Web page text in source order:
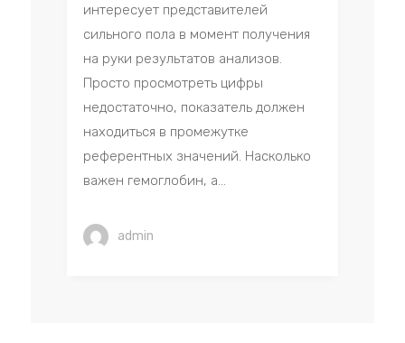
интересует представителей
сильного пола в момент получения
на руки результатов анализов.
Просто просмотреть цифры
недостаточно, показатель должен
находиться в промежутке
референтных значений. Насколько
важен гемоглобин, а...
admin